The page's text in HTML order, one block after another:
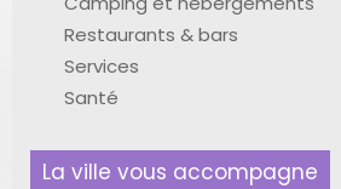
Restaurants & bars
Services
Santé
La ville vous accompagne